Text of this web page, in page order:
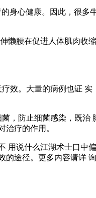
身心健康。因此，很多
懒腰在促进人体肌肉收
效。大量的病例也证
，防止细菌感染，既治
疗的作用。
用说什么江湖术士口中
的途径。更多内容请详